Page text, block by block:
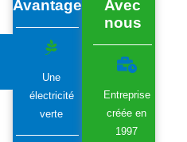
Avantages
Une
électricité
verte
Avec
nous
Entreprise
créée en
1997